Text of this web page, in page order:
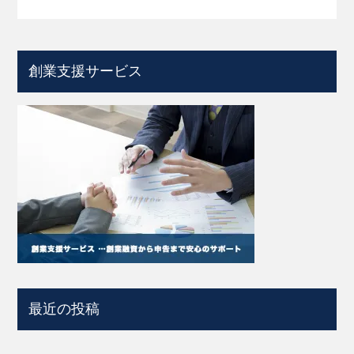
創業支援サービス
最近の投稿